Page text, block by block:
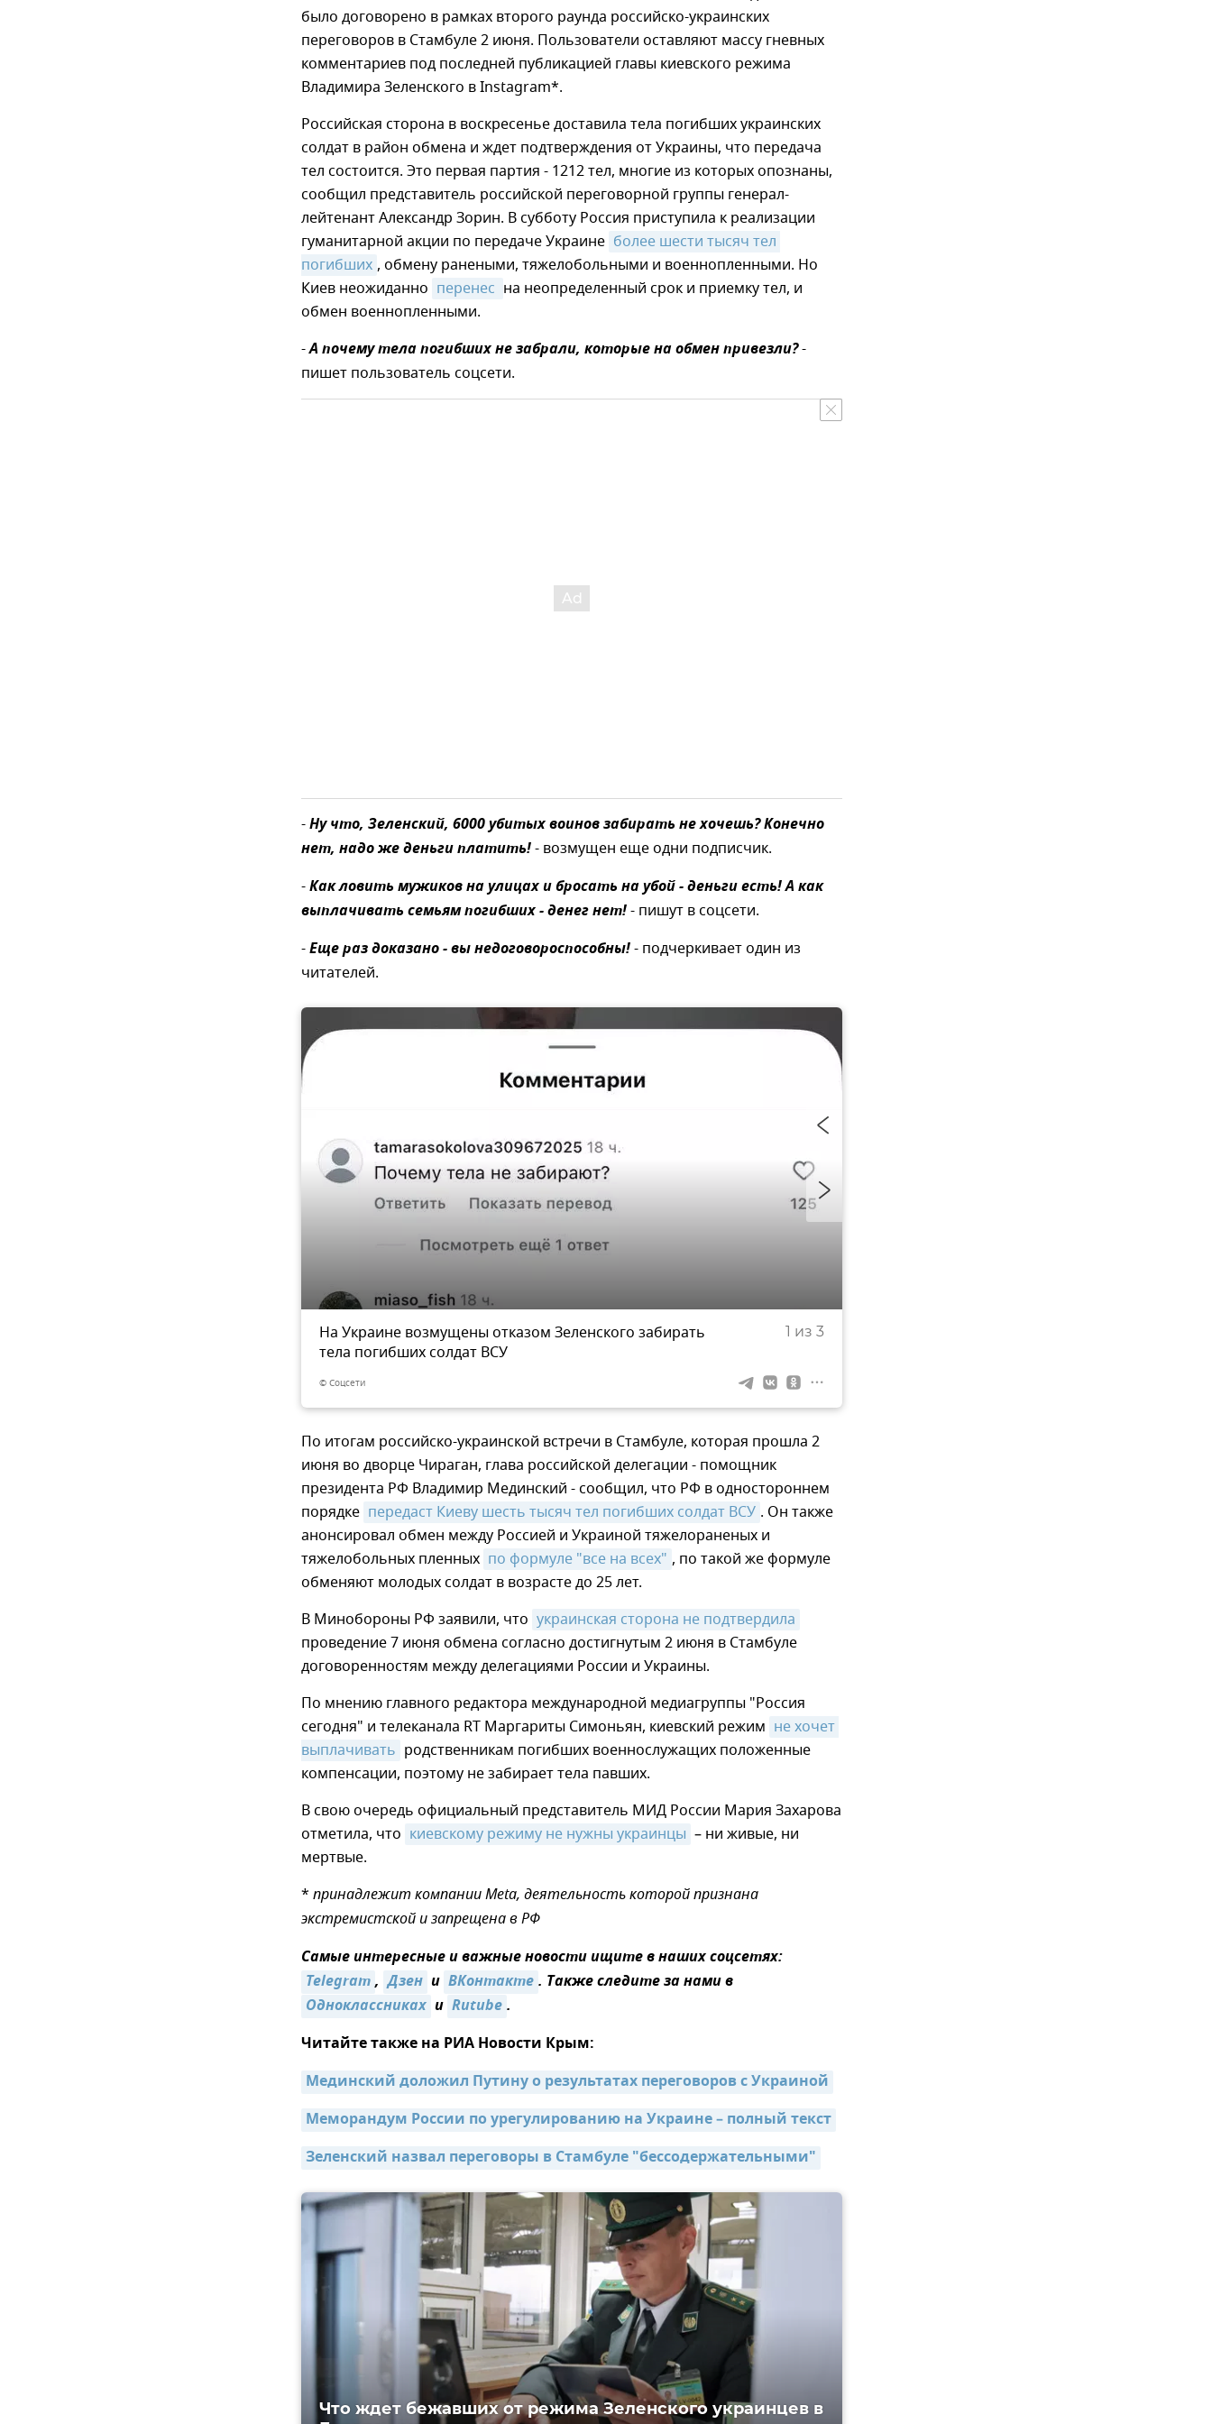
было договорено в рамках второго раунда российско-украинских
переговоров в Стамбуле 2 июня. Пользователи оставляют массу гневных
комментариев под последней публикацией главы киевского режима
Владимира Зеленского в Instagram*.
Российская сторона в воскресенье доставила тела погибших украинских
солдат в район обмена и ждет подтверждения от Украины, что передача
тел состоится. Это первая партия - 1212 тел, многие из которых опознаны,
сообщил представитель российской переговорной группы генерал-
лейтенант Александр Зорин. В субботу Россия приступила к реализации
гуманитарной акции по передаче Украине более шести тысяч тел
погибших , обмену ранеными, тяжелобольными и военнопленными. Но
Киев неожиданно перенес на неопределенный срок и приемку тел, и
обмен военнопленными.
-А почему тела погибших не забрали, которые на обмен привезли?-
пишет пользователь соцсети.
-Ну что, Зеленский, 6000 убитых воинов забирать не хочешь? Конечно
нет, надо же деньги платить!- возмущен еще одни подписчик.
-Как ловить мужиков на улицах и бросать на убой - деньги есть! А как
выплачивать семьям погибших - денег нет!- пишут в соцсети.
-Еще раз доказано - вы недоговороспособны!- подчеркивает один из
читателей.
1 из 3
На Украине возмущены отказом Зеленского забирать
тела погибших солдат ВСУ
© Соцсети
По итогам российско-украинской встречи в Стамбуле, которая прошла 2
июня во дворце Чираган, глава российской делегации - помощник
президента РФ Владимир Мединский - сообщил, что РФ в одностороннем
порядке передаст Киеву шесть тысяч тел погибших солдат ВСУ . Он также
анонсировал обмен между Россией и Украиной тяжелораненых и
тяжелобольных пленных по формуле "все на всех" , по такой же формуле
обменяют молодых солдат в возрасте до 25 лет.
В Минобороны РФ заявили, что украинская сторона не подтвердила
проведение 7 июня обмена согласно достигнутым 2 июня в Стамбуле
договоренностям между делегациями России и Украины.
По мнению главного редактора международной медиагруппы "Россия
сегодня" и телеканала RT Маргариты Симоньян, киевский режим не хочет
выплачивать родственникам погибших военнослужащих положенные
компенсации, поэтому не забирает тела павших.
В свою очередь официальный представитель МИД России Мария Захарова
отметила, что киевскому режиму не нужны украинцы – ни живые, ни
мертвые.
* принадлежит компании Meta, деятельность которой признана
экстремистской и запрещена в РФ
Самые интересные и важные новости ищите в наших соцсетях:
Telegram, Дзен и ВКонтакте. Также следите за нами в
Одноклассниках и Rutube.
Читайте также на РИА Новости Крым:
Мединский доложил Путину о результатах переговоров с Украиной
Меморандум России по урегулированию на Украине – полный текст
Зеленский назвал переговоры в Стамбуле "бессодержательными"
Что ждет бежавших от режима Зеленского украинцев в